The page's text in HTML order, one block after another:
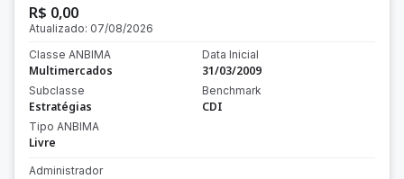
R$ 0,00
Atualizado: 07/08/2026
Classe ANBIMA
Multimercados
Subclasse
Estratégias
Tipo ANBIMA
Livre
Data Inicial
31/03/2009
Benchmark
CDI
Administrador